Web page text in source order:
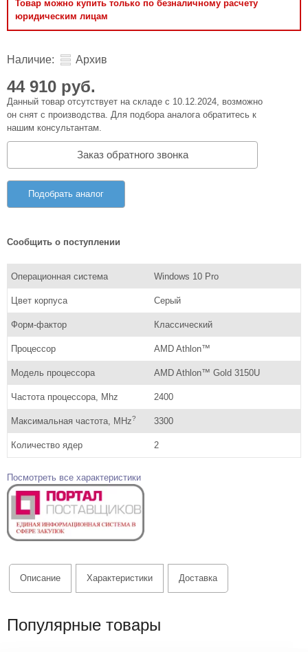
Товар можно купить только по безналичному расчету
юридическим лицам
Наличие: Архив
44 910 руб.
Данный товар отсутствует на складе с 10.12.2024, возможно
он снят с производства. Для подбора аналога обратитесь к
нашим консультантам.
Заказ обратного звонка
Подобрать аналог
Сообщить о поступлении
Операционная система Windows 10 Pro
Цвет корпуса Серый
Форм-фактор Классический
Процессор AMD Athlon™
Модель процессора AMD Athlon™ Gold 3150U
Частота процессора, Mhz 2400
Максимальная частота, MHz? 3300
Количество ядер 2
Посмотреть все характеристики
Описание Характеристики Доставка
Популярные товары